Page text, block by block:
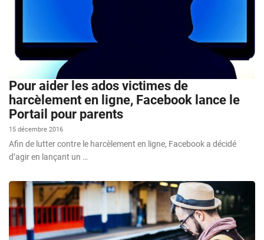
Pour aider les ados victimes de
harcèlement en ligne, Facebook lance le
Portail pour parents
15 décembre 2016
Afin de lutter contre le harcèlement en ligne, Facebook a décidé
d’agir en lançant un …